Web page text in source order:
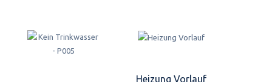
Heizung Vorlauf